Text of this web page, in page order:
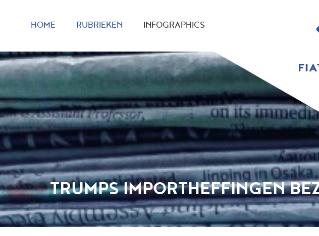
HOME RUBRIEKEN INFOGRAPHICS
TRUMPS IMPORTHEFFINGEN